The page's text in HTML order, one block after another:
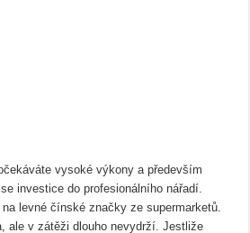
vysoké výkony a především
investice do profesionálního nářadí.
levné čínské značky ze supermarketů.
ale v zátěži dlouho nevydrží. Jestliže